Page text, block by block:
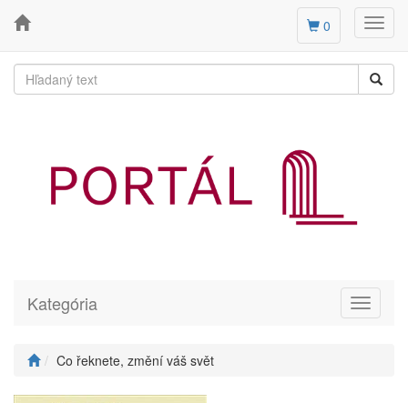
0
Toggle
Kategória
Co řeknete, změní váš svět